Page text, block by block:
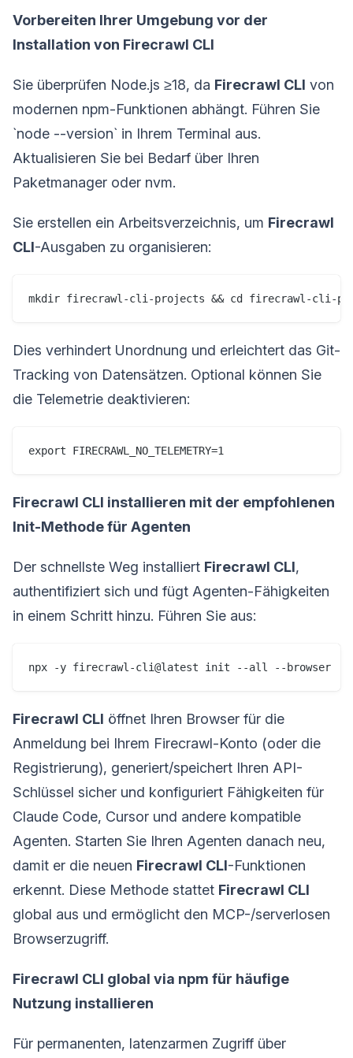
Vorbereiten Ihrer Umgebung vor der
Installation von Firecrawl CLI
Sie überprüfen Node.js ≥18, da Firecrawl CLI von
modernen npm-Funktionen abhängt. Führen Sie
`node --version` in Ihrem Terminal aus.
Aktualisieren Sie bei Bedarf über Ihren
Paketmanager oder nvm.
Sie erstellen ein Arbeitsverzeichnis, um Firecrawl
CLI-Ausgaben zu organisieren:
mkdir firecrawl-cli-projects && cd firecrawl-cli-
Dies verhindert Unordnung und erleichtert das Git-
Tracking von Datensätzen. Optional können Sie
die Telemetrie deaktivieren:
export FIRECRAWL_NO_TELEMETRY=1
Firecrawl CLI installieren mit der empfohlenen
Init-Methode für Agenten
Der schnellste Weg installiert Firecrawl CLI,
authentifiziert sich und fügt Agenten-Fähigkeiten
in einem Schritt hinzu. Führen Sie aus:
npx -y firecrawl-cli@latest init --all --browser
Firecrawl CLI öffnet Ihren Browser für die
Anmeldung bei Ihrem Firecrawl-Konto (oder die
Registrierung), generiert/speichert Ihren API-
Schlüssel sicher und konfiguriert Fähigkeiten für
Claude Code, Cursor und andere kompatible
Agenten. Starten Sie Ihren Agenten danach neu,
damit er die neuen Firecrawl CLI-Funktionen
erkennt. Diese Methode stattet Firecrawl CLI
global aus und ermöglicht den MCP-/serverlosen
Browserzugriff.
Firecrawl CLI global via npm für häufige
Nutzung installieren
Für permanenten, latenzarmen Zugriff über